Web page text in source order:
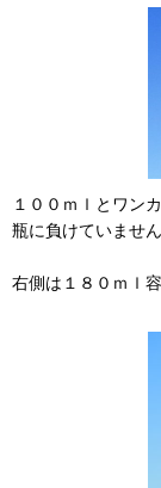
１００ｍｌとワン
瓶に負けていません
右側は１８０ｍｌ